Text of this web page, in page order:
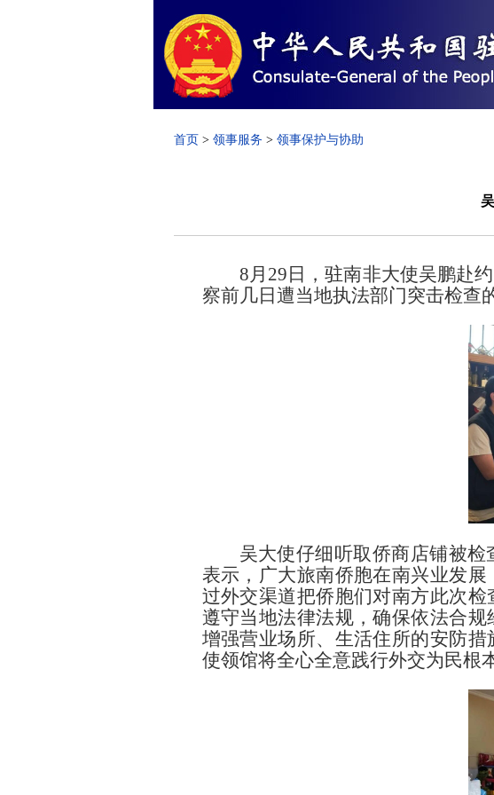
首页 > 领事服务 > 领事保护与协助
8月29日，驻南非大使吴鹏赴
察前几日遭当地执法部门突击检查
吴大使仔细听取侨商店铺被
表示，广大旅南侨胞在南兴业发
过外交渠道把侨胞们对南方此次
遵守当地法律法规，确保依法合
增强营业场所、生活住所的安防
使领馆将全心全意践行外交为民根